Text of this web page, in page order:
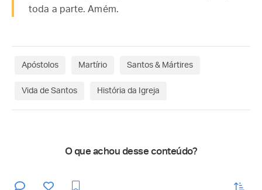
toda a parte. Amém.
Apóstolos Martírio Santos & Mártires
Vida de Santos História da Igreja
O que achou desse conteúdo?
enviar